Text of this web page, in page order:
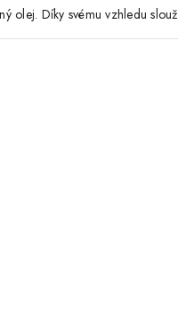
olej. Díky svému vzhledu